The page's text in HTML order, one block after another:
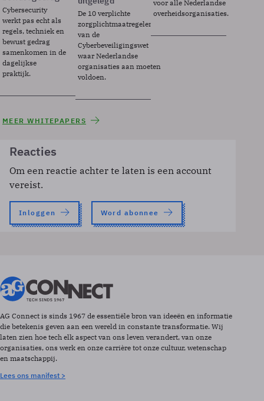
Cybersecurity
werkt pas echt als
regels, techniek en
bewust gedrag
samenkomen in de
dagelijkse
praktijk.
De 10 verplichte
zorgplichtmaatregelen
van de
Cyberbeveiligingswet
waar Nederlandse
organisaties aan moeten
voldoen.
voor alle Nederlandse
overheidsorganisaties.
MEER WHITEPAPERS
Reacties
Om een reactie achter te laten is een account
vereist.
Inloggen Word abonnee
AG Connect is sinds 1967 de essentiële bron van ideeën en informatie
die betekenis geven aan een wereld in constante transformatie. Wij
laten zien hoe tech elk aspect van ons leven verandert, van onze
organisaties, ons werk en onze carrière tot onze cultuur, wetenschap
en maatschappij.
Lees ons manifest >